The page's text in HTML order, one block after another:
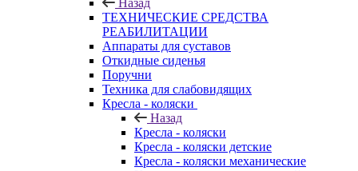
ТЕХНИЧЕСКИЕ СРЕДСТВА
РЕАБИЛИТАЦИИ
Аппараты для суставов
Откидные сиденья
Поручни
Техника для слабовидящих
Кресла - коляски
Назад
Кресла - коляски
Кресла - коляски детские
Кресла - коляски механические